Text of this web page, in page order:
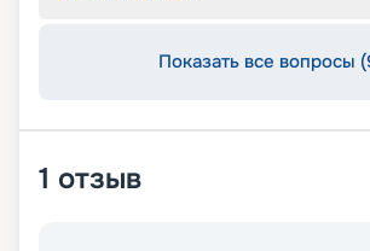
Показать все вопросы
1 отзыв